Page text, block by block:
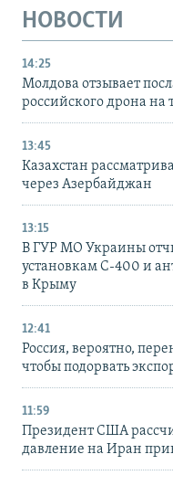
НОВОСТИ
14:25
Молдова отзывает
российского дрона на
13:45
Казахстан
через Азербайджан
13:15
В ГУР МО Украины
установкам С-400 и
в Крыму
12:41
Россия, вероятно,
чтобы подорвать
11:59
Президент США
давление на Иран